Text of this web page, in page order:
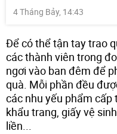
4 Tháng Bảy, 14:43
Để có thể tận tay trao
các thành viên trong
ngơi vào ban đêm để
quà. Mỗi phần đều
các nhu yếu phẩm
khẩu trang, giấy vệ
liền...